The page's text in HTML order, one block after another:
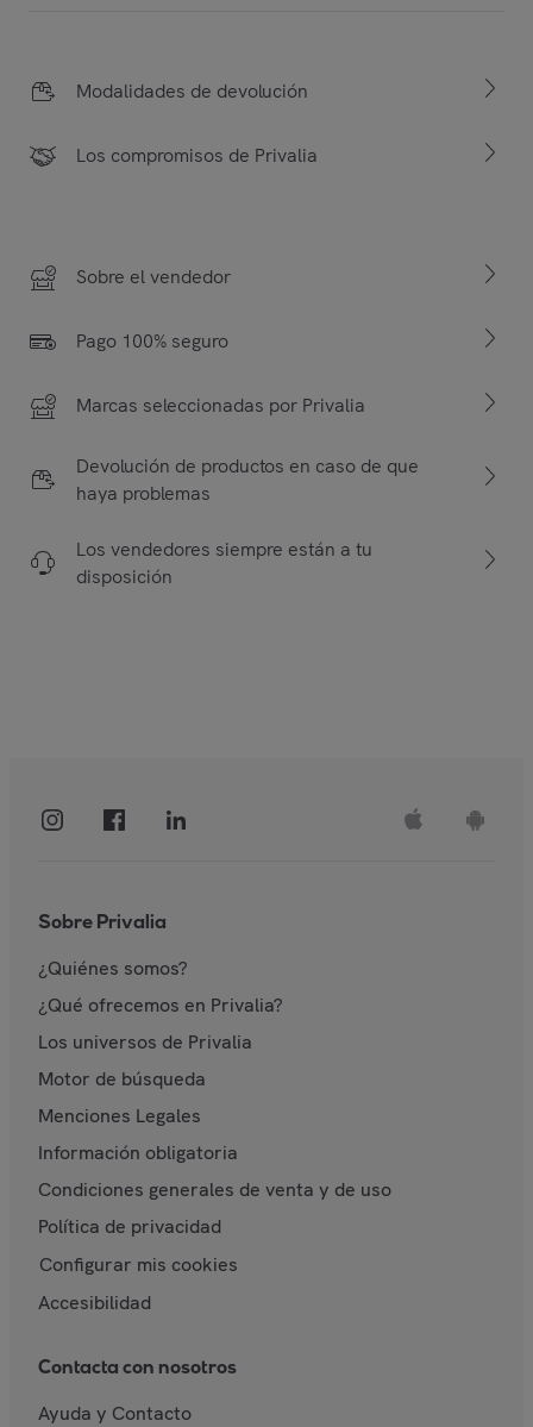
Modalidades de devolución
Los compromisos de Privalia
Sobre el vendedor
Pago 100% seguro
Marcas seleccionadas por Privalia
Devolución de productos en caso de que
haya problemas
Los vendedores siempre están a tu
disposición
Sobre Privalia
¿Quiénes somos?
¿Qué ofrecemos en Privalia?
Los universos de Privalia
Motor de búsqueda
Menciones Legales
Información obligatoria
Condiciones generales de venta y de uso
Política de privacidad
Configurar mis cookies
Accesibilidad
Contacta con nosotros
Ayuda y Contacto